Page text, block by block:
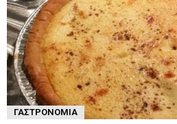
ΓΑΣΤΡΟΝΟΜΊΑ